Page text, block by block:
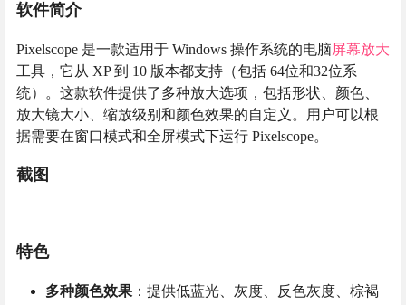
软件简介
Pixelscope 是一款适用于 Windows 操作系统的电脑屏幕放大
工具，它从 XP 到 10 版本都支持（包括 64位和32位系
统）。这款软件提供了多种放大选项，包括形状、颜色、
放大镜大小、缩放级别和颜色效果的自定义。用户可以根
据需要在窗口模式和全屏模式下运行 Pixelscope。
截图
特色
多种颜色效果 ：提供低蓝光、灰度、反色灰度、棕褐